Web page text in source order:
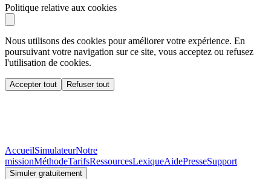
Politique relative aux cookies
Nous utilisons des cookies pour améliorer votre expérience. En
poursuivant votre navigation sur ce site, vous acceptez ou refusez
l'utilisation de cookies.
Accepter tout Refuser tout
AccueilSimulateurNotre
missionMéthodeTarifsRessourcesLexiqueAidePresseSupport
Simuler gratuitement